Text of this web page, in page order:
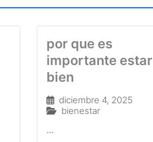
por que es
importante estar
bien
diciembre 4, 2025
bienestar
...